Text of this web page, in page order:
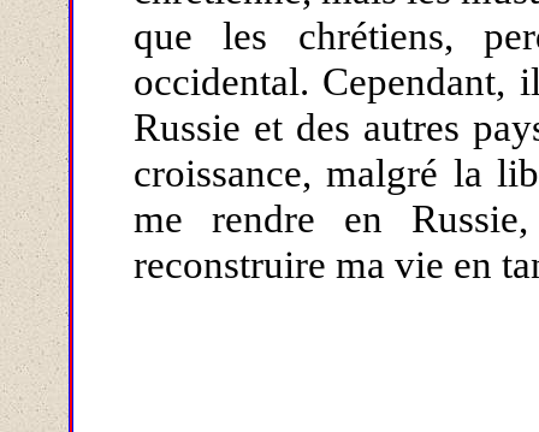
que les chrétiens,
occidental.
Russie et des autres
croissance, malgré la
me rendre en
reconstruire ma vie en